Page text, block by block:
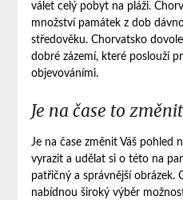
válet celý pobyt na pláži.
množství památek z dob
středověku. Chorvatsko
dobré zázemí, které poslouží
objevováními.
Je na čase to
Je na čase změnit Váš pohled
vyrazit a udělat si o této na
patřičný a správnější obrázek.
nabídnou široký výběr